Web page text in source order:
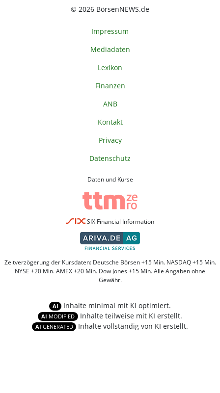
© 2026 BörsenNEWS.de
Impressum
Mediadaten
Lexikon
Finanzen
ANB
Kontakt
Privacy
Datenschutz
Daten und Kurse
SIX Financial Information
Zeitverzögerung der Kursdaten: Deutsche Börsen +15 Min. NASDAQ +15 Min.
NYSE +20 Min. AMEX +20 Min. Dow Jones +15 Min. Alle Angaben ohne
Gewähr.
AI Inhalte minimal mit KI optimiert.
AI MODIFIED Inhalte teilweise mit KI erstellt.
AI GENERATED Inhalte vollständig von KI erstellt.